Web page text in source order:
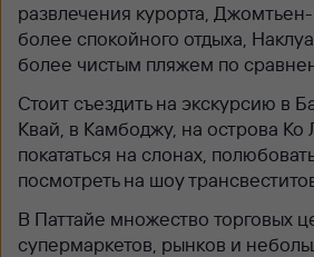
развлечения курорта,
более спокойного отдыха,
более чистым пляжем по
Стоит съездить на экскурсию в
Квай, в Камбоджу, на острова Ко
покататься на слонах,
посмотреть на шоу
В Паттайе множество торговых
супермаркетов, рынков и